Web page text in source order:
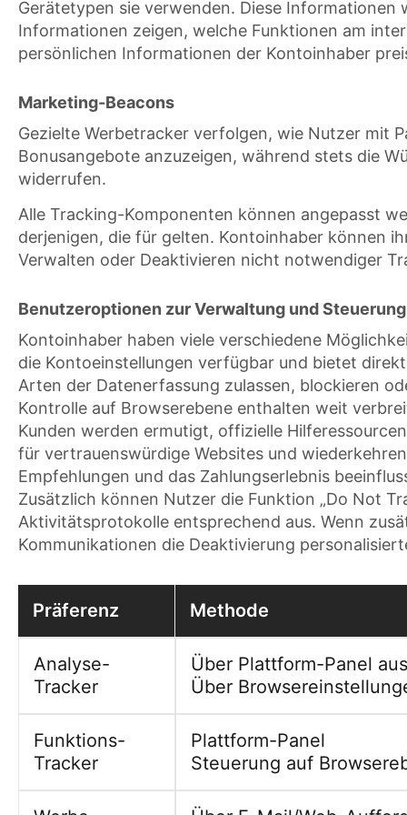
Gerätetypen sie verwenden. Diese
Informationen zeigen, welche Funktionen am
persönlichen Informationen der Kontoinhaber
Marketing-Beacons
Gezielte Werbetracker verfolgen, wie Nutzer mit
Bonusangebote anzuzeigen, während stets die
widerrufen.
Alle Tracking-Komponenten können angepasst
derjenigen, die für gelten. Kontoinhaber können
Verwalten oder Deaktivieren nicht notwendiger
Benutzeroptionen zur Verwaltung und
Kontoinhaber haben viele verschiedene
die Kontoeinstellungen verfügbar und bietet
Arten der Datenerfassung zulassen, blockieren
Kontrolle auf Browserebene enthalten weit
Kunden werden ermutigt, offizielle
für vertrauenswürdige Websites und
Empfehlungen und das Zahlungserlebnis
Zusätzlich können Nutzer die Funktion „Do Not
Aktivitätsprotokolle entsprechend aus. Wenn
Kommunikationen die Deaktivierung
Präferenz Methode
Analyse-
Tracker
Über Plattform-Panel
Über
Funktions-
Tracker
Plattform-Panel
Steuerung auf